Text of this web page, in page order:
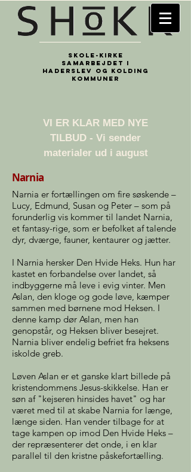
Skole-kirke
samarbejdet i
Haderslev og Kolding
kommuner
​VI ER KLAR MED NYE
TILBUD - Vi sender
materialer ud i august
Narnia
Narnia er fortællingen om fire søskende –
Lucy, Edmund, Susan og Peter – som på
forunderlig vis kommer til landet Narnia,
et fantasy-rige, som er befolket af talende
dyr, dværge, fauner, kentaurer og jætter.
I Narnia hersker Den Hvide Heks. Hun har
kastet en forbandelse over landet, så
indbyggerne må leve i evig vinter. Men
Aslan, den kloge og gode løve, kæmper
sammen med børnene mod Heksen. I
denne kamp dør Aslan, men han
genopstår, og Heksen bliver besejret.
Narnia bliver endelig befriet fra heksens
iskolde greb.
Løven Aslan er et ganske klart billede på
kristendommens Jesus-skikkelse. Han er
søn af "kejseren hinsides havet" og har
været med til at skabe Narnia for længe,
længe siden. Han vender tilbage for at
tage kampen op imod Den Hvide Heks –
der repræsenterer det onde, i en klar
parallel til den kristne påskefortælling.